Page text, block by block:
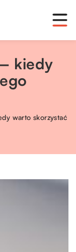
kiedy
warto skorzystać